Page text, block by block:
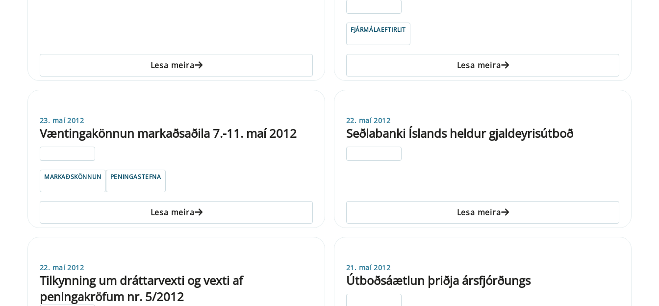
Lesa meira
FJÁRMÁLAEFTIRLIT
Lesa meira
23. maí 2012
Væntingakönnun markaðsaðila 7.-11. maí 2012
MARKAÐSKÖNNUN PENINGASTEFNA
Lesa meira
22. maí 2012
Seðlabanki Íslands heldur gjaldeyrisútboð
Lesa meira
22. maí 2012
Tilkynning um dráttarvexti og vexti af
peningakröfum nr. 5/2012
21. maí 2012
Útboðsáætlun þriðja ársfjórðungs